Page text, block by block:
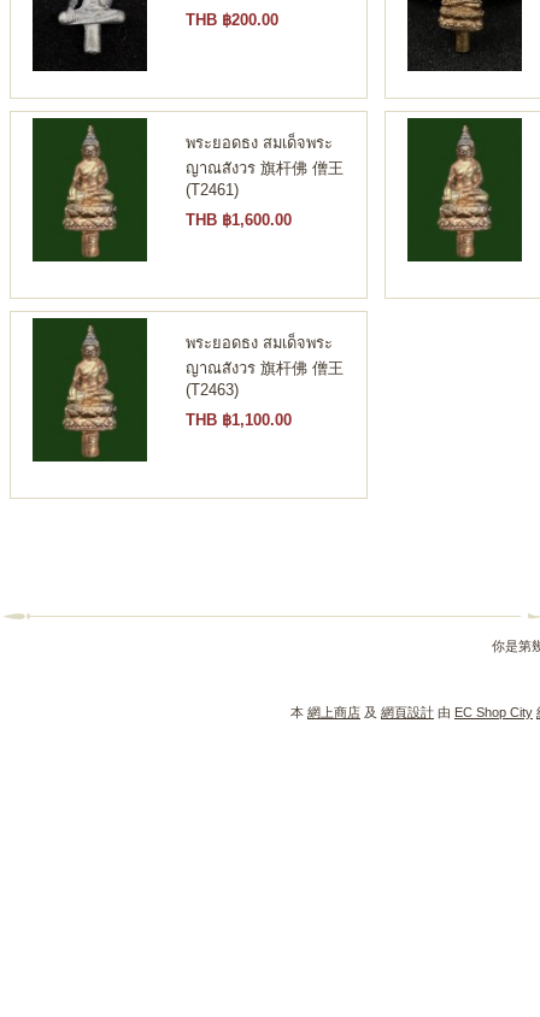
THB ฿200.00
พระยอดธง สมเด็จพระ
ญาณสังวร 旗杆佛 僧王
(T2461)
THB ฿1,600.00
พระยอดธง สมเด็จพระ
ญาณสังวร 旗杆佛 僧王
(T2463)
THB ฿1,100.00
你是第
本 網上商店 及 網頁設計 由 EC Shop City